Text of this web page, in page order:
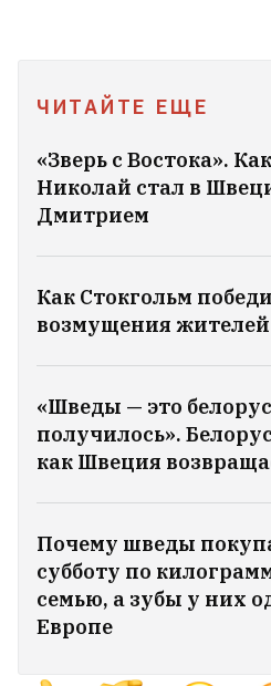
ЧИТАЙТЕ ЕЩЕ
«Зверь с Востока».
Николай стал в
Дмитрием
Как Стокгольм
возмущения жителей
«Шведы — это
получилось».
как Швеция
Почему шведы
субботу по
семью, а зубы у них
Европе